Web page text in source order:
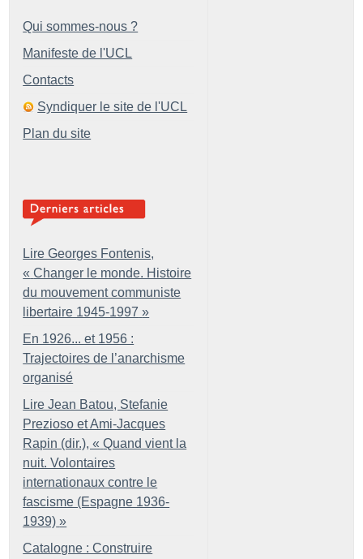
Qui sommes-nous ?
Manifeste de l'UCL
Contacts
Syndiquer le site de l'UCL
Plan du site
Lire Georges Fontenis,
« Changer le monde. Histoire
du mouvement communiste
libertaire 1945-1997 »
En 1926... et 1956 :
Trajectoires de l’anarchisme
organisé
Lire Jean Batou, Stefanie
Prezioso et Ami-Jacques
Rapin (dir.), « Quand vient la
nuit. Volontaires
internationaux contre le
fascisme (Espagne 1936-
1939) »
Catalogne : Construire